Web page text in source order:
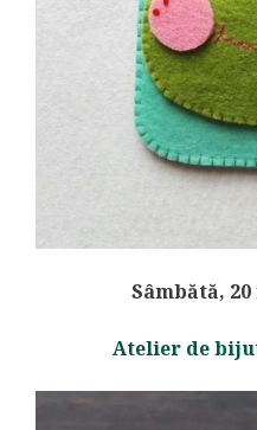
Sâmbătă,
Atelier de